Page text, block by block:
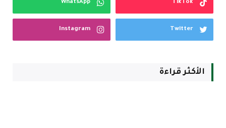
TikTok
WhatsApp
Twitter
Instagram
الأكثر قراءة